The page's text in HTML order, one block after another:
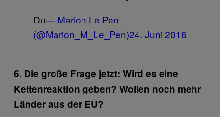
Du— Marion Le Pen
(@Marion_M_Le_Pen)24. Juni 2016
6. Die große Frage jetzt: Wird es eine
Kettenreaktion geben? Wollen noch mehr
Länder aus der EU?